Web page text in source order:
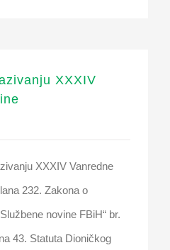
XXXIV
XXXIV Vanredne
232. Zakona o
novine FBiH“ br.
43. Statuta Dioničkog